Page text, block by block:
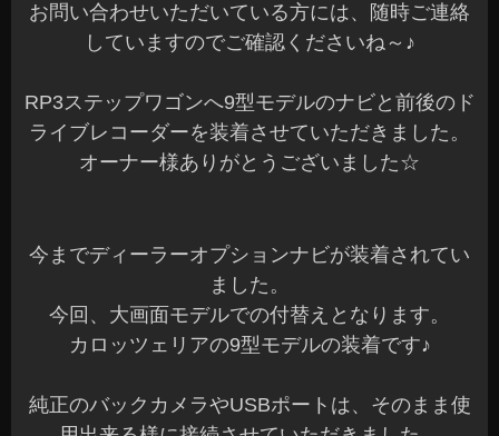
お問い合わせいただいている方には、随時ご連絡
していますのでご確認くださいね～♪
RP3ステップワゴンへ9型モデルのナビと前後のド
ライブレコーダーを装着させていただきました。
オーナー様ありがとうございました☆
今までディーラーオプションナビが装着されてい
ました。
今回、大画面モデルでの付替えとなります。
カロッツェリアの9型モデルの装着です♪
純正のバックカメラやUSBポートは、そのまま使